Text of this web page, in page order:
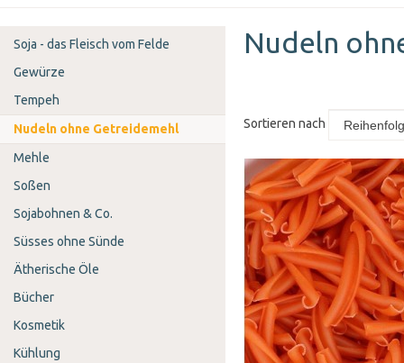
Nudeln
Sortieren nach
Soja - das Fleisch vom Felde
Gewürze
Tempeh
Nudeln ohne Getreidemehl
Mehle
Soßen
Sojabohnen & Co.
Süsses ohne Sünde
Ätherische Öle
Bücher
Kosmetik
Kühlung